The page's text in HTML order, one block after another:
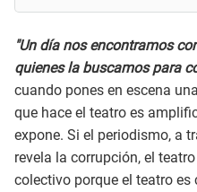
"Un día nos encontramos
quienes la buscamos para
cuando pones en escena
que hace el teatro es
expone. Si el periodismo, a
revela la corrupción, el
colectivo porque el teatro es